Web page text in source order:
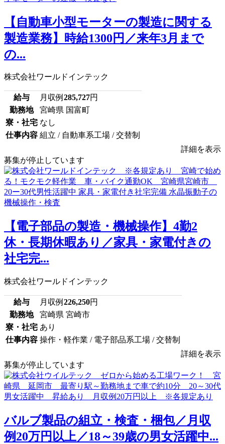
【自動車小型モーターの製造に関する
製造業務】時給1300円／来年3月まで
の...
株式会社ワールドインテック
給与 月収例 285,727円
勤務地
宮崎県 国富町
寮・社宅 なし
仕事内容 組立 / 自動車系工場 / 交替制
詳細を表示
募集が停止しています
【電子部品の製造・機械操作】4勤2
休・長期休暇あり／家具・家電付きの
社宅完...
株式会社ワールドインテック
給与 月収例 226,250円
勤務地
宮崎県 宮崎市
寮・社宅 あり
仕事内容 操作・軽作業 / 電子部品系工場 / 交替制
詳細を表示
募集が停止しています
バルブ製品の組立・検査・梱包／月収
例20万円以上／18～39歳の男女活躍中...